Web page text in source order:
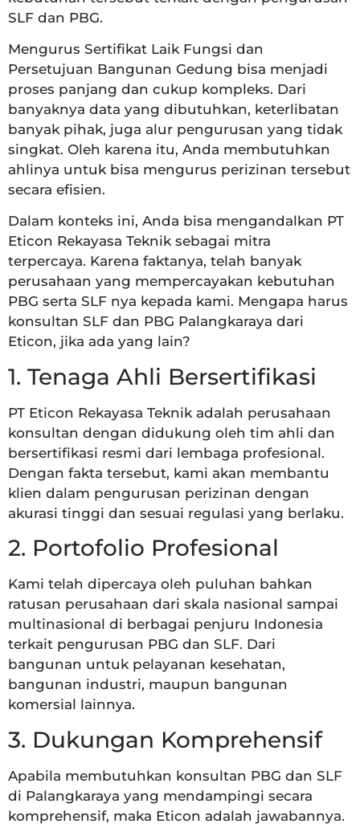
SLF dan PBG.
Mengurus Sertifikat Laik Fungsi dan
Persetujuan Bangunan Gedung bisa menjadi
proses panjang dan cukup kompleks. Dari
banyaknya data yang dibutuhkan, keterlibatan
banyak pihak, juga alur pengurusan yang tidak
singkat. Oleh karena itu, Anda membutuhkan
ahlinya untuk bisa mengurus perizinan tersebut
secara efisien.
Dalam konteks ini, Anda bisa mengandalkan PT
Eticon Rekayasa Teknik sebagai mitra
terpercaya. Karena faktanya, telah banyak
perusahaan yang mempercayakan kebutuhan
PBG serta SLF nya kepada kami. Mengapa harus
konsultan SLF dan PBG Palangkaraya dari
Eticon, jika ada yang lain?
1. Tenaga Ahli Bersertifikasi
PT Eticon Rekayasa Teknik adalah perusahaan
konsultan dengan didukung oleh tim ahli dan
bersertifikasi resmi dari lembaga profesional.
Dengan fakta tersebut, kami akan membantu
klien dalam pengurusan perizinan dengan
akurasi tinggi dan sesuai regulasi yang berlaku.
2. Portofolio Profesional
Kami telah dipercaya oleh puluhan bahkan
ratusan perusahaan dari skala nasional sampai
multinasional di berbagai penjuru Indonesia
terkait pengurusan PBG dan SLF. Dari
bangunan untuk pelayanan kesehatan,
bangunan industri, maupun bangunan
komersial lainnya.
3. Dukungan Komprehensif
Apabila membutuhkan konsultan PBG dan SLF
di Palangkaraya yang mendampingi secara
komprehensif, maka Eticon adalah jawabannya.